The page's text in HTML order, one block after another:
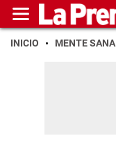
INICIO MENTE SANA